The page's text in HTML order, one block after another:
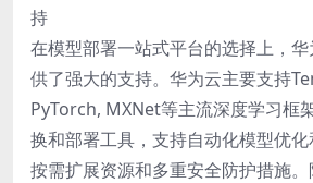
持
在模型部署一站式平台的选择上，
供了强大的支持。华为云主要支持
PyTorch, MXNet等主流深度学习框
换和部署工具，支持自动化模型优
按需扩展资源和多重安全防护措施